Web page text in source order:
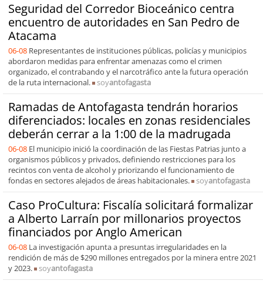
Seguridad del Corredor Bioceánico centra
encuentro de autoridades en San Pedro de
Atacama
06-08 Representantes de instituciones públicas, policías y municipios
abordaron medidas para enfrentar amenazas como el crimen
organizado, el contrabando y el narcotráfico ante la futura operación
de la ruta internacional.
soyantofagasta
Ramadas de Antofagasta tendrán horarios
diferenciados: locales en zonas residenciales
deberán cerrar a la 1:00 de la madrugada
06-08 El municipio inició la coordinación de las Fiestas Patrias junto a
organismos públicos y privados, definiendo restricciones para los
recintos con venta de alcohol y priorizando el funcionamiento de
fondas en sectores alejados de áreas habitacionales.
soyantofagasta
Caso ProCultura: Fiscalía solicitará formalizar
a Alberto Larraín por millonarios proyectos
financiados por Anglo American
06-08 La investigación apunta a presuntas irregularidades en la
rendición de más de $290 millones entregados por la minera entre 2021
y 2023.
soyantofagasta